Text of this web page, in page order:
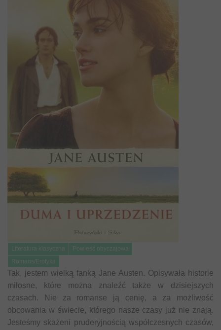
Literatura klasyczna
Powieść obyczajowa
Romans/Erotyka
Tak, jestem wielką fanką Jane Austen. Opisywała historie
miłosne, które można znaleźć także w dzisiejszych
czasach. Nie za romanse ją cenię, a za możliwość
obcowania w świecie, którego nasze czasy już nie znają.
Jesteśmy skażeni pruderyjnością współczesnych czasów,